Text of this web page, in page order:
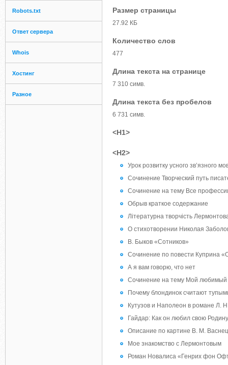
Robots.txt
Ответ сервера
Whois
Хостинг
Разное
Размер страницы
27.92 КБ
Количество слов
477
Длина текста на странице
7 310 симв.
Длина текста без пробелов
6 731 симв.
<H1>
<H2>
Урок розвитку усного зв’язного
Сочинение Творческий путь
Сочинение на тему Все
Обрыв краткое содержание
Літературна творчість
О стихотворении Николая
В. Быков «Сотников»
Сочинение по повести Куприна
А я вам говорю, что нет
Сочинение на тему Мой
Почему блондинок считают
Кутузов и Наполеон в романе Л.
Гайдар: Как он любил свою Родину
Описание по картине В. М.
Мое знакомство с Лермонтовым
Роман Новалиса «Генрих фон